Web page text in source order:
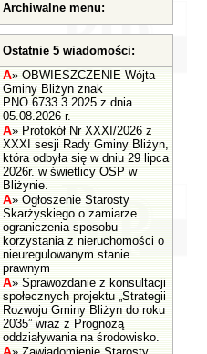
Archiwalne menu:
Ostatnie 5 wiadomości:
A» OBWIESZCZENIE Wójta
Gminy Bliżyn znak
PNO.6733.3.2025 z dnia
05.08.2026 r.
A» Protokół Nr XXXI/2026 z
XXXI sesji Rady Gminy Bliżyn,
która odbyła się w dniu 29 lipca
2026r. w świetlicy OSP w
Bliżynie.
A» Ogłoszenie Starosty
Skarżyskiego o zamiarze
ograniczenia sposobu
korzystania z nieruchomości o
nieuregulowanym stanie
prawnym
A» Sprawozdanie z konsultacji
społecznych projektu „Strategii
Rozwoju Gminy Bliżyn do roku
2035” wraz z Prognozą
oddziaływania na środowisko.